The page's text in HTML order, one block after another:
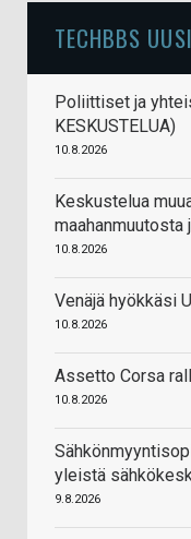
TECHBBS
Poliittiset ja
KESKUSTELUA)
10.8.2026
Keskustelua
10.8.2026
Venäjä hyökkäsi
10.8.2026
Assetto Corsa
10.8.2026
yleistä
9.8.2026